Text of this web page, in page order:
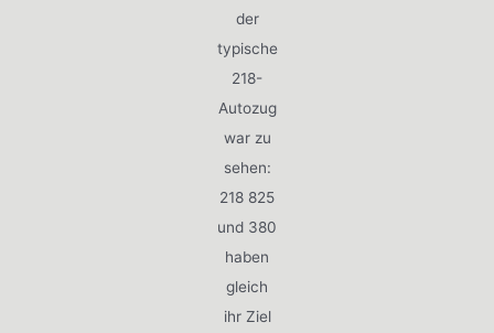
der
typische
218-
Autozug
war zu
sehen:
218 825
und 380
haben
gleich
ihr Ziel